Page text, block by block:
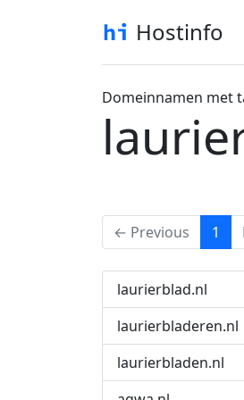
Hostinfo
Domeinnamen met
← Previous 1
laurierblad.nl
laurierbladeren.nl
laurierbladen.nl